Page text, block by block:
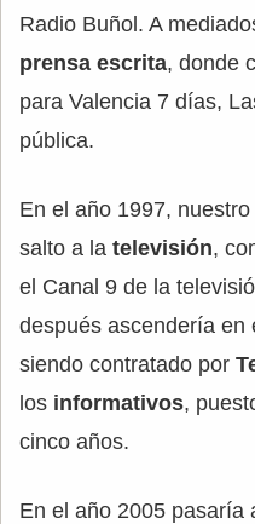
Radio Buñol. A
prensa escrita, donde
para Valencia 7 días,
pública.
En el año 1997,
salto a la televisión,
el Canal 9 de la
después ascendería en
siendo contratado por
los informativos,
cinco años.
En el año 2005 pasaría